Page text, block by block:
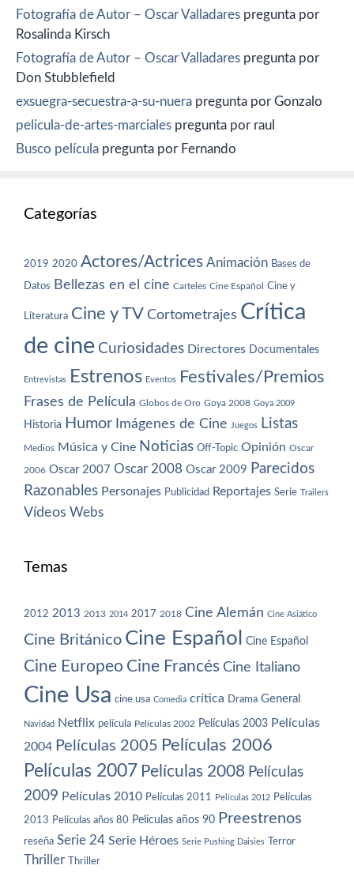
Fotografía de Autor – Oscar Valladares pregunta por
Rosalinda Kirsch
Fotografía de Autor – Oscar Valladares pregunta por
Don Stubblefield
exsuegra-secuestra-a-su-nuera pregunta por Gonzalo
pelicula-de-artes-marciales pregunta por raul
Busco película pregunta por Fernando
Categorías
2019 2020 Actores/Actrices Animación Bases de
Datos Bellezas en el cine Carteles Cine Español Cine y
Literatura Cine y TV Cortometrajes Crítica
de cine Curiosidades Directores Documentales
Entrevistas Estrenos Eventos Festivales/Premios
Frases de Película Globos de Oro Goya 2008 Goya 2009
Historia Humor Imágenes de Cine Juegos Listas
Medios Música y Cine Noticias Off-Topic Opinión Oscar
2006 Oscar 2007 Oscar 2008 Oscar 2009 Parecidos
Razonables Personajes Publicidad Reportajes Serie Trailers
Vídeos Webs
Temas
2012 2013 2013 2014 2017 2018 Cine Alemán Cine Asiático
Cine Británico Cine Español Cine Español
Cine Europeo Cine Francés Cine Italiano
Cine Usa cine usa Comedia crítica Drama General
Navidad Netflix película Películas 2002 Películas 2003 Películas
2004 Películas 2005 Películas 2006
Películas 2007 Películas 2008 Películas
2009 Películas 2010 Películas 2011 Películas 2012 Películas
2013 Películas años 80 Películas años 90 Preestrenos
reseña Serie 24 Serie Héroes Serie Pushing Daisies Terror
Thriller Thriller